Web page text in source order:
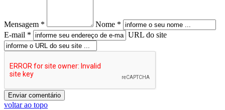
Mensagem *
Nome *
E-mail *
URL do site
voltar ao topo